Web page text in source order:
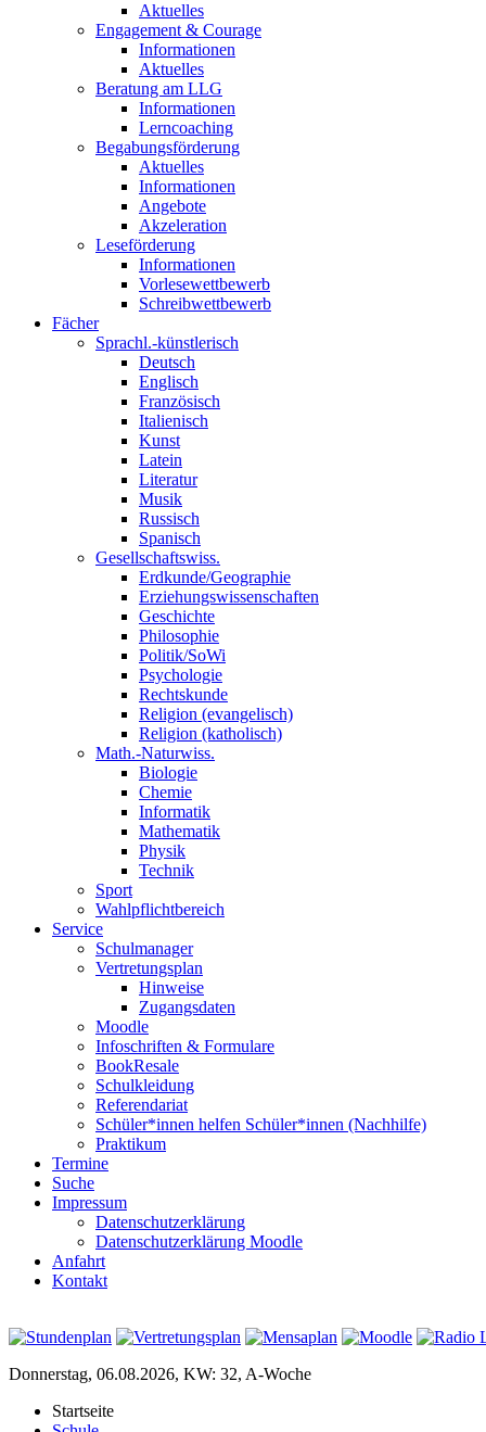
Aktuelles
Engagement & Courage
Informationen
Aktuelles
Beratung am LLG
Informationen
Lerncoaching
Begabungsförderung
Aktuelles
Informationen
Angebote
Akzeleration
Leseförderung
Informationen
Vorlesewettbewerb
Schreibwettbewerb
Fächer
Sprachl.-künstlerisch
Deutsch
Englisch
Französisch
Italienisch
Kunst
Latein
Literatur
Musik
Russisch
Spanisch
Gesellschaftswiss.
Erdkunde/Geographie
Erziehungswissenschaften
Geschichte
Philosophie
Politik/SoWi
Psychologie
Rechtskunde
Religion (evangelisch)
Religion (katholisch)
Math.-Naturwiss.
Biologie
Chemie
Informatik
Mathematik
Physik
Technik
Sport
Wahlpflichtbereich
Service
Schulmanager
Vertretungsplan
Hinweise
Zugangsdaten
Moodle
Infoschriften & Formulare
BookResale
Schulkleidung
Referendariat
Schüler*innen helfen Schüler*innen (Nachhilfe)
Praktikum
Termine
Suche
Impressum
Datenschutzerklärung
Datenschutzerklärung Moodle
Anfahrt
Kontakt
Donnerstag, 06.08.2026, KW: 32, A-Woche
Startseite